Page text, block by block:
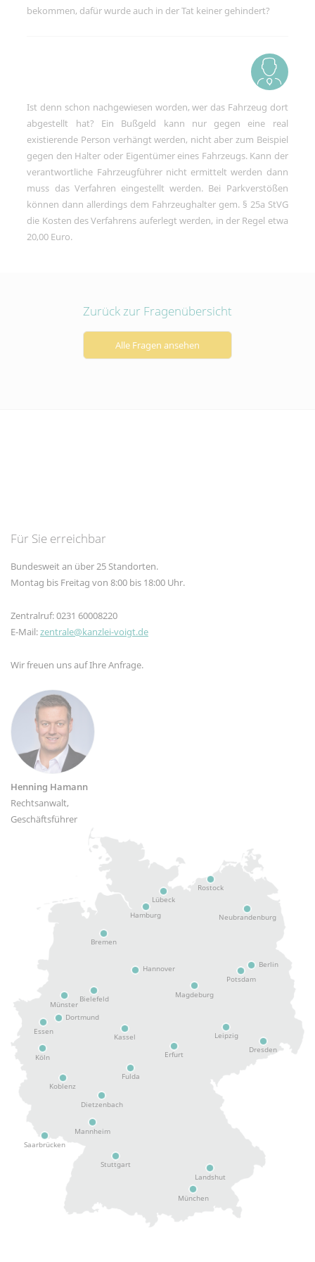
Social-Media-Angeboten.
bekommen, dafür wurde auch in der Tat keiner gehindert?
Ist denn schon nachgewiesen worden, wer das Fahrzeug dort
abgestellt hat? Ein Bußgeld kann nur gegen eine real
existierende Person verhängt werden, nicht aber zum Beispiel
gegen den Halter oder Eigentümer eines Fahrzeugs. Kann der
verantwortliche Fahrzeugführer nicht ermittelt werden dann
muss das Verfahren eingestellt werden. Bei Parkverstößen
können dann allerdings dem Fahrzeughalter gem. § 25a StVG
die Kosten des Verfahrens auferlegt werden, in der Regel etwa
20,00 Euro.
Zurück zur Fragenübersicht
Alle Fragen ansehen
Für Sie erreichbar
Bundesweit an über 25 Standorten.
Montag bis Freitag von 8:00 bis 18:00 Uhr.
Zentralruf: 0231 60008220
E-Mail:zentrale@kanzlei-voigt.de
Wir freuen uns auf Ihre Anfrage.
Henning Hamann
Rechtsanwalt,
Geschäftsführer
Berlin
Bielefeld
Bremen
Dietzenbach
Dortmund
Dresden
Erfurt
Essen
Fulda
Hamburg
Hannover
Kassel
Koblenz
Köln
Landshut
Leipzig
Lübeck
Magdeburg
Mannheim
München
Münster
Neubrandenburg
Potsdam
Rostock
Saarbrücken
Stuttgart